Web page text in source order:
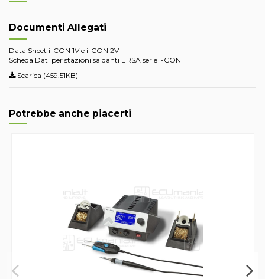
Documenti Allegati
Data Sheet i-CON 1V e i-CON 2V
Scheda Dati per stazioni saldanti ERSA serie i-CON
Scarica (459.51KB)
Potrebbe anche piacerti